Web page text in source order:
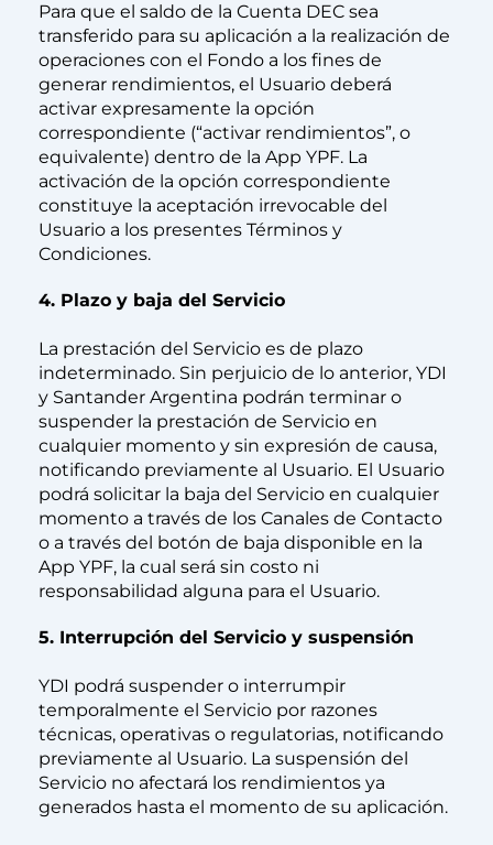
Para que el saldo de la Cuenta DEC sea
transferido para su aplicación a la realización de
operaciones con el Fondo a los fines de
generar rendimientos, el Usuario deberá
activar expresamente la opción
correspondiente (“activar rendimientos”, o
equivalente) dentro de la App YPF. La
activación de la opción correspondiente
constituye la aceptación irrevocable del
Usuario a los presentes Términos y
Condiciones.
4. Plazo y baja del Servicio
La prestación del Servicio es de plazo
indeterminado. Sin perjuicio de lo anterior, YDI
y Santander Argentina podrán terminar o
suspender la prestación de Servicio en
cualquier momento y sin expresión de causa,
notiﬁcando previamente al Usuario. El Usuario
podrá solicitar la baja del Servicio en cualquier
momento a través de los Canales de Contacto
o a través del botón de baja disponible en la
App YPF, la cual será sin costo ni
responsabilidad alguna para el Usuario.
5. Interrupción del Servicio y suspensión
YDI podrá suspender o interrumpir
temporalmente el Servicio por razones
técnicas, operativas o regulatorias, notificando
previamente al Usuario. La suspensión del
Servicio no afectará los rendimientos ya
generados hasta el momento de su aplicación.